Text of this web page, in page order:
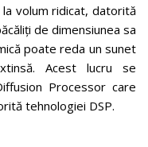
volum ridicat, datorită
de dimensiunea sa
poate reda un sunet
Acest lucru se
Processor care
tehnologiei DSP.